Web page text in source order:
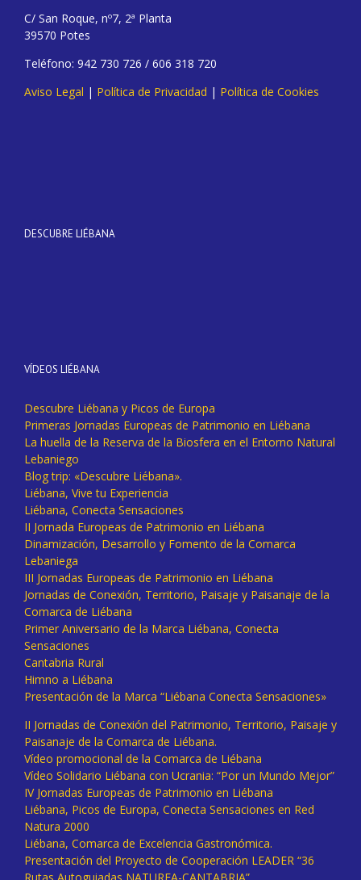
C/ San Roque, nº7, 2ª Planta
39570 Potes
Teléfono: 942 730 726 / 606 318 720
Aviso Legal | Política de Privacidad | Política de Cookies
DESCUBRE LIÉBANA
VÍDEOS LIÉBANA
Descubre Liébana y Picos de Europa
Primeras Jornadas Europeas de Patrimonio en Liébana
La huella de la Reserva de la Biosfera en el Entorno Natural
Lebaniego
Blog trip: «Descubre Liébana».
Liébana, Vive tu Experiencia
Liébana, Conecta Sensaciones
II Jornada Europeas de Patrimonio en Liébana
Dinamización, Desarrollo y Fomento de la Comarca
Lebaniega
III Jornadas Europeas de Patrimonio en Liébana
Jornadas de Conexión, Territorio, Paisaje y Paisanaje de la
Comarca de Liébana
Primer Aniversario de la Marca Liébana, Conecta
Sensaciones
Cantabria Rural
Himno a Liébana
Presentación de la Marca “Liébana Conecta Sensaciones»
II Jornadas de Conexión del Patrimonio, Territorio, Paisaje y
Paisanaje de la Comarca de Liébana.
Vídeo promocional de la Comarca de Liébana
Vídeo Solidario Liébana con Ucrania: “Por un Mundo Mejor”
IV Jornadas Europeas de Patrimonio en Liébana
Liébana, Picos de Europa, Conecta Sensaciones en Red
Natura 2000
Liébana, Comarca de Excelencia Gastronómica.
Presentación del Proyecto de Cooperación LEADER “36